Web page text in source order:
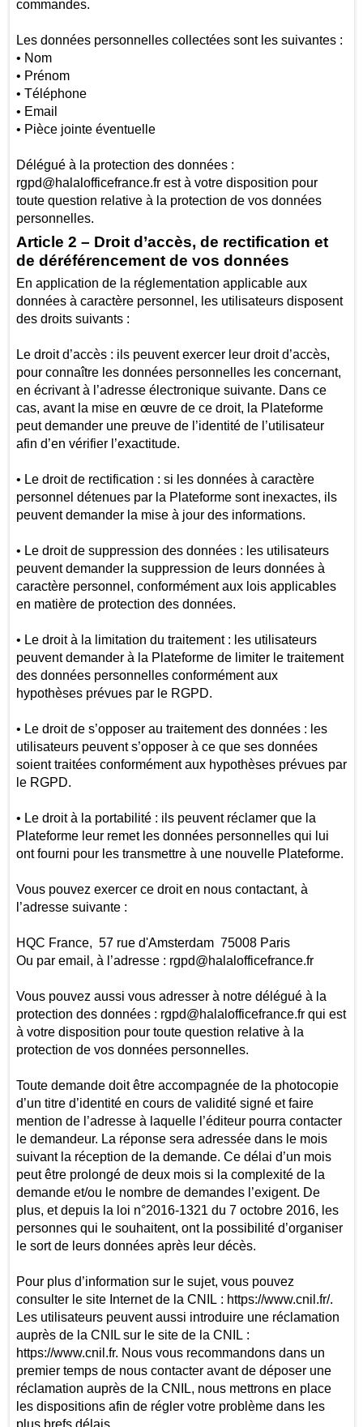
commandes.
Les données personnelles collectées sont les suivantes :
• Nom
• Prénom
• Téléphone
• Email
• Pièce jointe éventuelle
Délégué à la protection des données :
rgpd@halalofficefrance.fr est à votre disposition pour
toute question relative à la protection de vos données
personnelles.
Article 2 – Droit d’accès, de rectification et
de déréférencement de vos données
En application de la réglementation applicable aux
données à caractère personnel, les utilisateurs disposent
des droits suivants :
Le droit d’accès : ils peuvent exercer leur droit d’accès,
pour connaître les données personnelles les concernant,
en écrivant à l’adresse électronique suivante. Dans ce
cas, avant la mise en œuvre de ce droit, la Plateforme
peut demander une preuve de l’identité de l’utilisateur
afin d’en vérifier l’exactitude.
• Le droit de rectification : si les données à caractère
personnel détenues par la Plateforme sont inexactes, ils
peuvent demander la mise à jour des informations.
• Le droit de suppression des données : les utilisateurs
peuvent demander la suppression de leurs données à
caractère personnel, conformément aux lois applicables
en matière de protection des données.
• Le droit à la limitation du traitement : les utilisateurs
peuvent demander à la Plateforme de limiter le traitement
des données personnelles conformément aux
hypothèses prévues par le RGPD.
• Le droit de s’opposer au traitement des données : les
utilisateurs peuvent s’opposer à ce que ses données
soient traitées conformément aux hypothèses prévues par
le RGPD.
• Le droit à la portabilité : ils peuvent réclamer que la
Plateforme leur remet les données personnelles qui lui
ont fourni pour les transmettre à une nouvelle Plateforme.
Vous pouvez exercer ce droit en nous contactant, à
l’adresse suivante :
HQC France, 57 rue d'Amsterdam 75008 Paris
Ou par email, à l’adresse : rgpd@halalofficefrance.fr
Vous pouvez aussi vous adresser à notre délégué à la
protection des données : rgpd@halalofficefrance.fr qui est
à votre disposition pour toute question relative à la
protection de vos données personnelles.
Toute demande doit être accompagnée de la photocopie
d’un titre d’identité en cours de validité signé et faire
mention de l’adresse à laquelle l’éditeur pourra contacter
le demandeur. La réponse sera adressée dans le mois
suivant la réception de la demande. Ce délai d’un mois
peut être prolongé de deux mois si la complexité de la
demande et/ou le nombre de demandes l’exigent. De
plus, et depuis la loi n°2016-1321 du 7 octobre 2016, les
personnes qui le souhaitent, ont la possibilité d’organiser
le sort de leurs données après leur décès.
Pour plus d’information sur le sujet, vous pouvez
consulter le site Internet de la CNIL : https://www.cnil.fr/.
Les utilisateurs peuvent aussi introduire une réclamation
auprès de la CNIL sur le site de la CNIL :
https://www.cnil.fr. Nous vous recommandons dans un
premier temps de nous contacter avant de déposer une
réclamation auprès de la CNIL, nous mettrons en place
les dispositions afin de régler votre problème dans les
plus brefs délais.